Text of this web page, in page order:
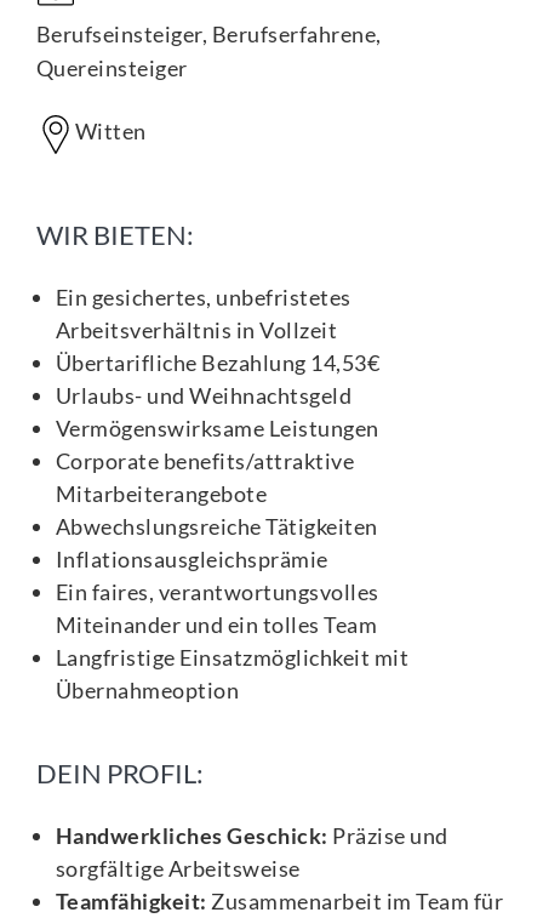
Berufseinsteiger, Berufserfahrene,
Quereinsteiger
Witten
WIR BIETEN:
Ein gesichertes, unbefristetes
Arbeitsverhältnis in Vollzeit
Übertarifliche Bezahlung 14,53€
Urlaubs- und Weihnachtsgeld
Vermögenswirksame Leistungen
Corporate benefits/attraktive
Mitarbeiterangebote
Abwechslungsreiche Tätigkeiten
Inflationsausgleichsprämie
Ein faires, verantwortungsvolles
Miteinander und ein tolles Team
Langfristige Einsatzmöglichkeit mit
Übernahmeoption
DEIN PROFIL:
Handwerkliches Geschick: Präzise und
sorgfältige Arbeitsweise
Teamfähigkeit: Zusammenarbeit im Team für